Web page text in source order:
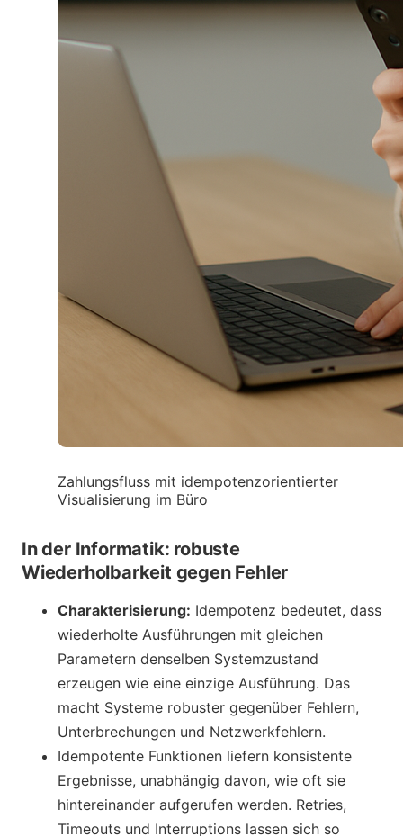
Zahlungsfluss mit idempotenzorientierter
Visualisierung im Büro
In der Informatik: robuste
Wiederholbarkeit gegen Fehler
Charakterisierung: Idempotenz bedeutet, dass
wiederholte Ausführungen mit gleichen
Parametern denselben Systemzustand
erzeugen wie eine einzige Ausführung. Das
macht Systeme robuster gegenüber Fehlern,
Unterbrechungen und Netzwerkfehlern.
Idempotente Funktionen liefern konsistente
Ergebnisse, unabhängig davon, wie oft sie
hintereinander aufgerufen werden. Retries,
Timeouts und Interruptions lassen sich so